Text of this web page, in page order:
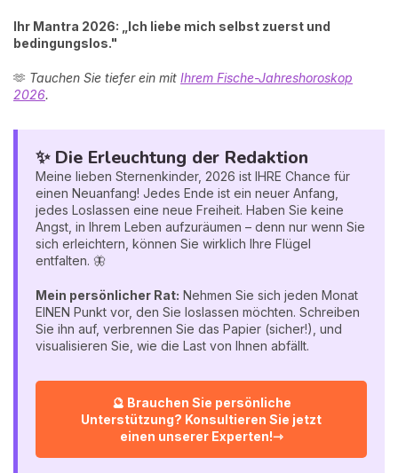
Ihr Mantra 2026: „Ich liebe mich selbst zuerst und
bedingungslos."
🫶 Tauchen Sie tiefer ein mit Ihrem Fische-Jahreshoroskop
2026.
✨ Die Erleuchtung der Redaktion
Meine lieben Sternenkinder, 2026 ist IHRE Chance für
einen Neuanfang! Jedes Ende ist ein neuer Anfang,
jedes Loslassen eine neue Freiheit. Haben Sie keine
Angst, in Ihrem Leben aufzuräumen – denn nur wenn Sie
sich erleichtern, können Sie wirklich Ihre Flügel
entfalten. 🦋
Mein persönlicher Rat: Nehmen Sie sich jeden Monat
EINEN Punkt vor, den Sie loslassen möchten. Schreiben
Sie ihn auf, verbrennen Sie das Papier (sicher!), und
visualisieren Sie, wie die Last von Ihnen abfällt.
🔮 Brauchen Sie persönliche
Unterstützung? Konsultieren Sie jetzt
einen unserer Experten!